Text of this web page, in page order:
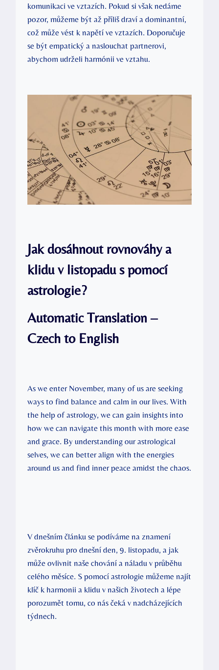
komunikaci ve vztazích. Pokud si však nedáme
pozor, můžeme být až příliš draví a dominantní,
což může vést k napětí ve vztazích. Doporučuje
se být empatický a naslouchat partnerovi,
abychom udrželi harmónii ve vztahu.
Jak dosáhnout rovnováhy a
klidu v listopadu s pomocí
astrologie?
Automatic Translation –
Czech to English
As we enter November, many of us are seeking
ways to find balance and calm in our lives. With
the help of astrology, we can gain insights into
how we can navigate this month with more ease
and grace. By understanding our astrological
selves, we can better align with the energies
around us and find inner peace amidst the chaos.
V dnešním článku se podíváme na znamení
zvěrokruhu pro dnešní den, 9. listopadu, a jak
může ovlivnit naše chování a náladu v průběhu
celého měsíce. S pomocí astrologie můžeme najít
klíč k harmonii a klidu v našich životech a lépe
porozumět tomu, co nás čeká v nadcházejících
týdnech.